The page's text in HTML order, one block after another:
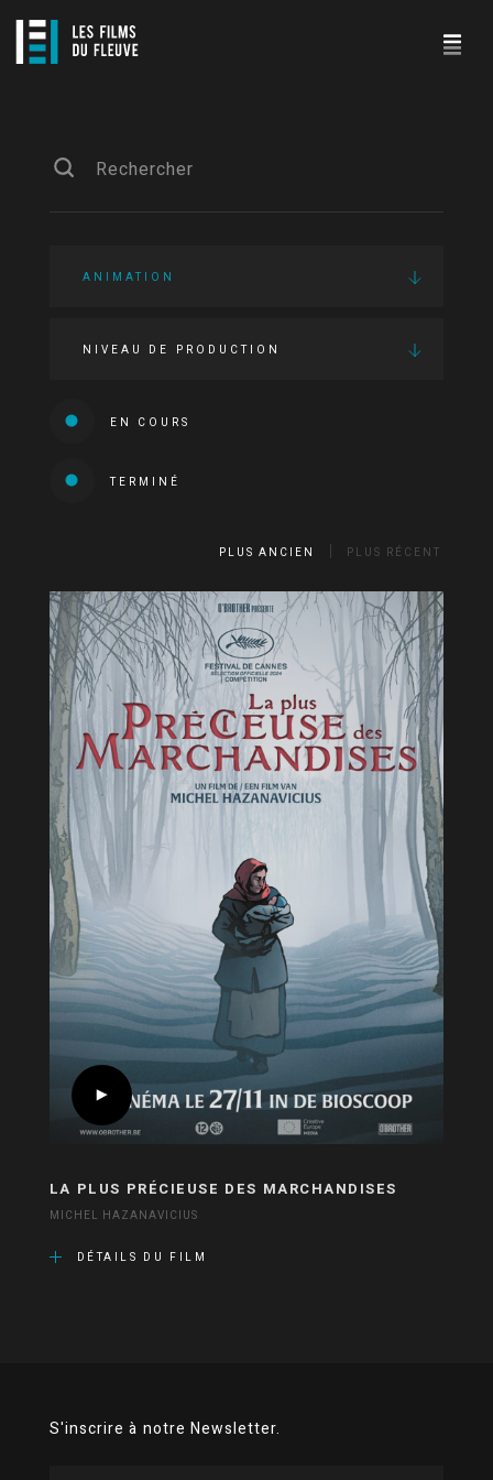
ANIMATION
NIVEAU DE PRODUCTION
EN COURS
TERMINÉ
PLUS ANCIEN PLUS RÉCENT
LA PLUS PRÉCIEUSE DES MARCHANDISES
MICHEL HAZANAVICIUS
DÉTAILS DU FILM
S'inscrire à notre Newsletter.